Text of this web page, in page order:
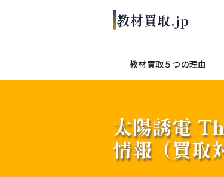
教材買取５つの理由
太陽誘電
情報（買取